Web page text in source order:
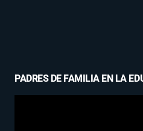
PADRES DE FAMILIA EN LA